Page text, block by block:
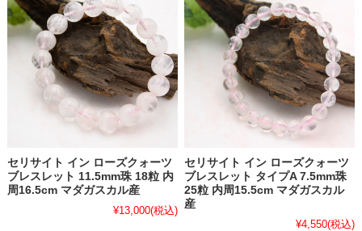
セリサイト イン ローズクォーツ
ブレスレット 11.5mm珠 18粒 内
周16.5cm マダガスカル産
¥13,000(税込)
セリサイト イン ローズクォーツ
ブレスレット タイプA 7.5mm珠
25粒 内周15.5cm マダガスカル
産
¥4,550(税込)